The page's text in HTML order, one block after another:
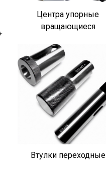
Центра упорные
вращающиеся
Втулки переходные